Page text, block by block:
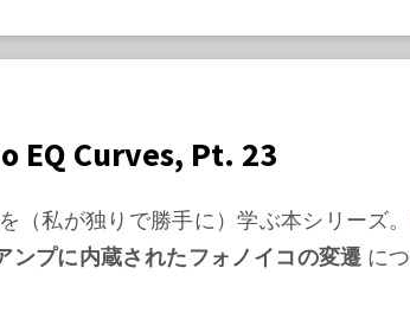
EQ Curves, Pt. 23
（私が独りで勝手に）学ぶ本シリーズ。
ンプに内蔵されたフォノイコの変遷 に